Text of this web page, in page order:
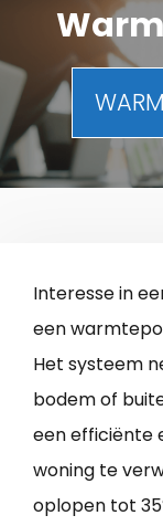
Interesse in
een
Het systeem
bodem of
een efficiënte
woning te
oplopen tot